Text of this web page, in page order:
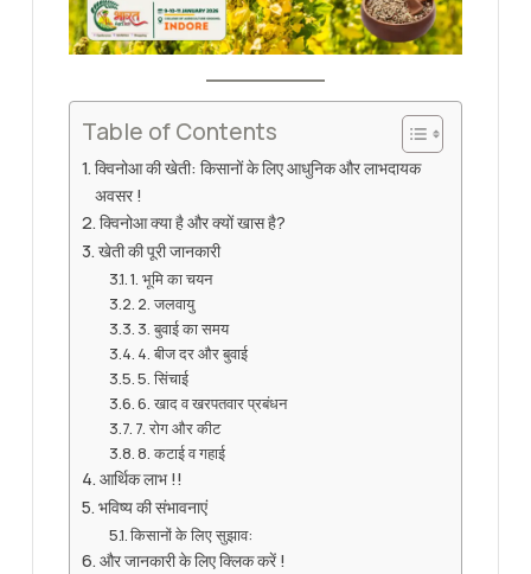
Table of Contents
क्विनोआ की खेती: किसानों के लिए आधुनिक और लाभदायक
अवसर !
क्विनोआ क्या है और क्यों खास है?
खेती की पूरी जानकारी
1. भूमि का चयन
2. जलवायु
3. बुवाई का समय
4. बीज दर और बुवाई
5. सिंचाई
6. खाद व खरपतवार प्रबंधन
7. रोग और कीट
8. कटाई व गहाई
आर्थिक लाभ !!
भविष्य की संभावनाएं
किसानों के लिए सुझाव:
और जानकारी के लिए क्लिक करें !